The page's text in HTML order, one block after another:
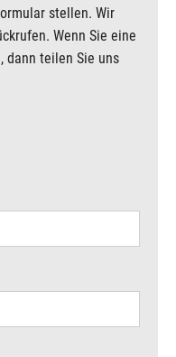
stellen. Wir
Wenn Sie eine
dann teilen Sie uns